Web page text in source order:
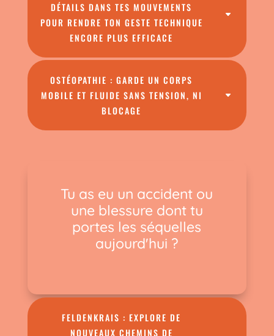
DÉTAILS DANS TES MOUVEMENTS
POUR RENDRE TON GESTE TECHNIQUE
ENCORE PLUS EFFICACE
OSTÉOPATHIE : GARDE UN CORPS
MOBILE ET FLUIDE SANS TENSION, NI
BLOCAGE
Tu as eu un accident ou
une blessure dont tu
portes les séquelles
aujourd'hui ?
FELDENKRAIS : EXPLORE DE
NOUVEAUX CHEMINS DE